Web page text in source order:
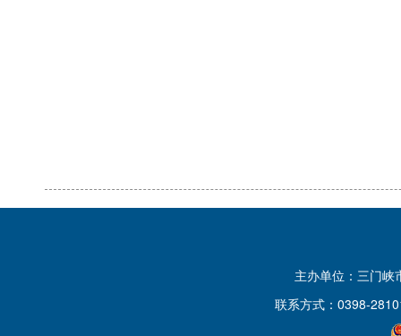
主办单位：三门
联系方式：0398-